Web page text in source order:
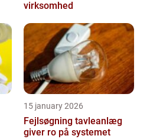
virksomhed
15 january 2026
Fejlsøgning tavleanlæg
giver ro på systemet